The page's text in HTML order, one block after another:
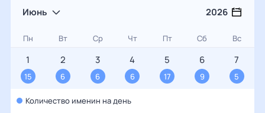
Июнь 2026
Пн Вт Ср Чт Пт Сб Вс
1
15
2
6
3
6
4
6
5
17
6
9
7
5
Количество именин на день